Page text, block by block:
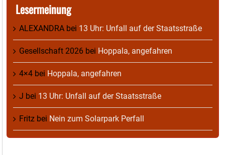
Lesermeinung
ALEXANDRA bei 13 Uhr: Unfall auf der Staatsstraße
Gesellschaft 2026 bei Hoppala, angefahren
4×4 bei Hoppala, angefahren
J bei 13 Uhr: Unfall auf der Staatsstraße
Fritz bei Nein zum Solarpark Perfall